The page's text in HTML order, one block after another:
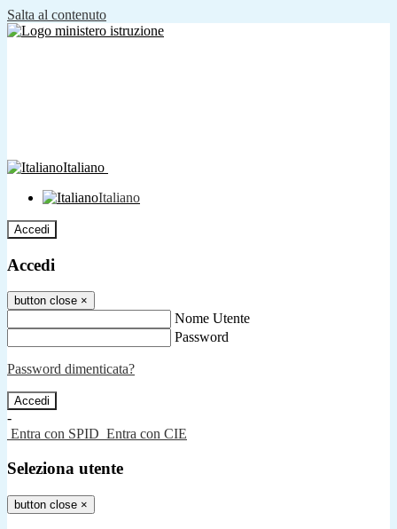
Salta al contenuto
Italiano
Italiano
Accedi
Accedi
button close ×
Nome Utente
Password
Password dimenticata?
-
Entra con SPID Entra con CIE
Seleziona utente
button close ×